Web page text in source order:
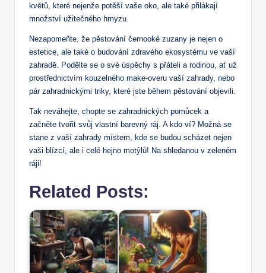
květů, které nejenže potěší vaše oko, ale také přilákají
množství užitečného hmyzu.
Nezapomeňte, že pěstování černooké zuzany je nejen o
estetice, ale také o budování zdravého ekosystému ve vaší
zahradě. Podělte se o své úspěchy s přáteli a rodinou, ať už
prostřednictvím kouzelného make-overu vaší zahrady, nebo
pár zahradnickými triky, které jste během pěstování objevili.
Tak neváhejte, chopte se zahradnických pomůcek a
začněte tvořit svůj vlastní barevný ráj. A kdo ví? Možná se
stane z vaší zahrady místem, kde se budou scházet nejen
vaši blízcí, ale i celé hejno motýlů! Na shledanou v zeleném
ráji!
Related Posts: